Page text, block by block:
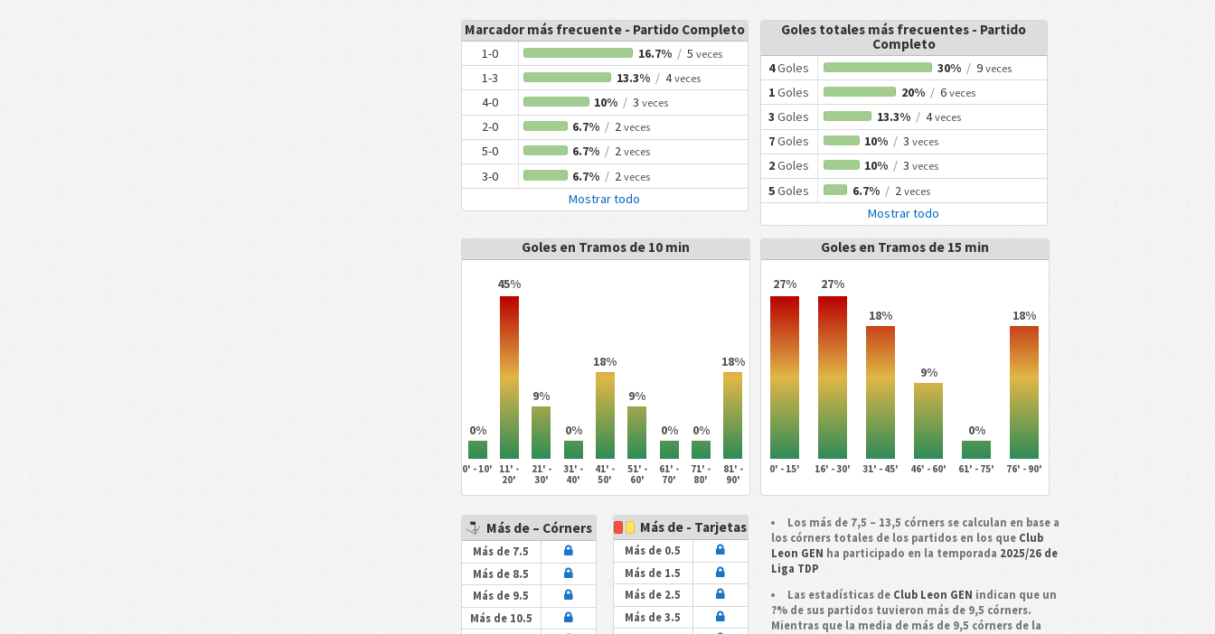
Marcador más frecuente - Partido Completo
1-0 16.7% /5 veces
1-3 13.3% /4veces
4-0 10% / 3veces
2-0 6.7% / 2veces
5-0 6.7% / 2veces
3-0 6.7% / 2veces
Mostrar todo
Goles totales más frecuentes - Partido
Completo
4Goles 30% /9 veces
1Goles 20% /6 veces
3Goles 13.3% /4veces
7Goles 10% / 3veces
2Goles 10% / 3veces
5Goles 6.7% /2 veces
Mostrar todo
Goles en Tramos de 10 min
0%
45%
9%
0%
18%
9%
0% 0%
18%
0' - 10'
11' -
20'
21' -
30'
31' -
40'
41' -
50'
51' -
60'
61' -
70'
71' -
80'
81' -
90'
Goles en Tramos de 15 min
27%
27%
18%
9%
0%
18%
0' - 15' 16' - 30' 31' - 45' 46' - 60' 61' - 75' 76' - 90'
Más de – Córners
Más de 7.5
Más de 8.5
Más de 9.5
Más de 10.5
Más de - Tarjetas
Más de 0.5
Más de 1.5
Más de 2.5
Más de 3.5
Los más de 7,5 – 13,5 córners se calculan en base a
los córners totales de los partidos en los que Club
Leon GEN ha participado en la temporada 2025/26 de
Liga TDP
Las estadísticas de Club Leon GEN indican que un
?% de sus partidos tuvieron más de 9,5 córners.
Mientras que la media de más de 9,5 córners de la